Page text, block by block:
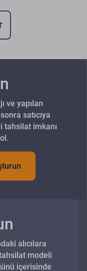
ve yapılan
satıcıya
tahsilat imkanı
alıcılara
modeli
içerisinde